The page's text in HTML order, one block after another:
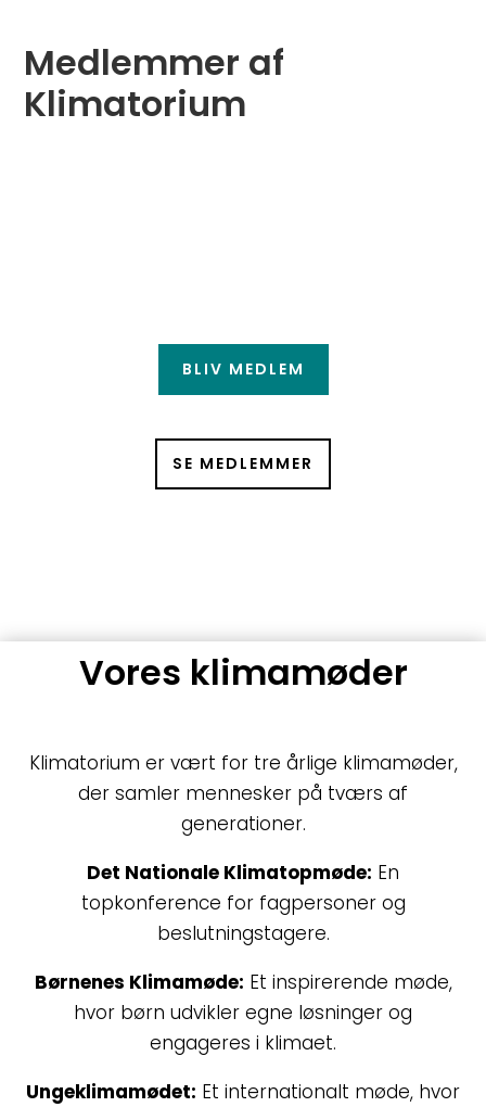
Medlemmer af
Klimatorium
BLIV MEDLEM
SE MEDLEMMER
Vores klimamøder
Klimatorium er vært for tre årlige klimamøder,
der samler mennesker på tværs af
generationer.
Det Nationale Klimatopmøde: En
topkonference for fagpersoner og
beslutningstagere.
Børnenes Klimamøde: Et inspirerende møde,
hvor børn udvikler egne løsninger og
engageres i klimaet.
Ungeklimamødet: Et internationalt møde, hvor